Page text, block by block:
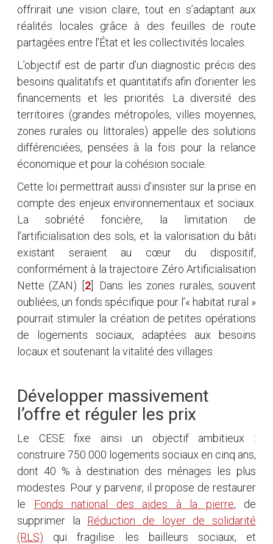
offrirait une vision claire, tout en s’adaptant aux
réalités locales grâce à des feuilles de route
partagées entre l’État et les collectivités locales.
L’objectif est de partir d’un diagnostic précis des
besoins qualitatifs et quantitatifs afin d’orienter les
financements et les priorités. La diversité des
territoires (grandes métropoles, villes moyennes,
zones rurales ou littorales) appelle des solutions
différenciées, pensées à la fois pour la relance
économique et pour la cohésion sociale.
Cette loi permettrait aussi d’insister sur la prise en
compte des enjeux environnementaux et sociaux.
La sobriété foncière, la limitation de
l’artificialisation des sols, et la valorisation du bâti
existant seraient au cœur du dispositif,
conformément à la trajectoire Zéro Artificialisation
Nette (ZAN)
2]
. Dans les zones rurales, souvent
oubliées, un fonds spécifique pour l’« habitat rural »
pourrait stimuler la création de petites opérations
de logements sociaux, adaptées aux besoins
locaux et soutenant la vitalité des villages.
Développer massivement
l’offre et réguler les prix
Le CESE fixe ainsi un objectif ambitieux :
construire 750 000 logements sociaux en cinq ans,
dont 40 % à destination des ménages les plus
modestes. Pour y parvenir, il propose de restaurer
le Fonds national des aides à la pierre, de
supprimer la Réduction de loyer de solidarité
(RLS) qui fragilise les bailleurs sociaux, et